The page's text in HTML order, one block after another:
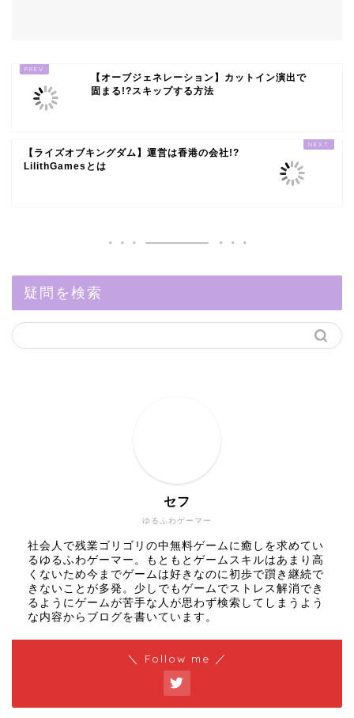
【オーブジェネレーション】カットイン演出で
固まる!?スキップする方法
【ライズオブキングダム】運営は香港の会社!?
LilithGamesとは
疑問を検索
ゆるふわゲーマー
セフ
社会人で残業ゴリゴリの中無料ゲームに癒しを求めてい
るゆるふわゲーマー。もともとゲームスキルはあまり高
くないため今までゲームは好きなのに初歩で躓き継続で
きないことが多発。少しでもゲームでストレス解消でき
るようにゲームが苦手な人が思わず検索してしまうよう
な内容からブログを書いています。
＼ Follow me ／